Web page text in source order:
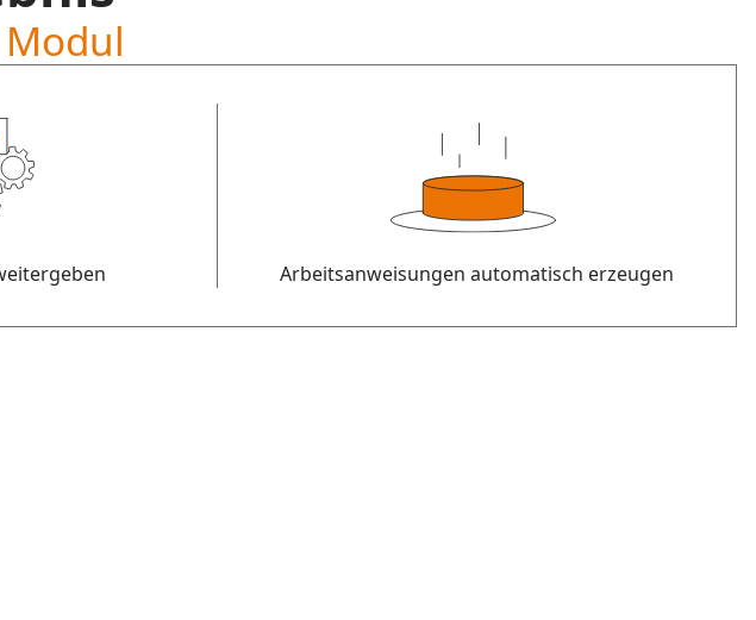
Arbeitsanweisungen automatisch erzeugen